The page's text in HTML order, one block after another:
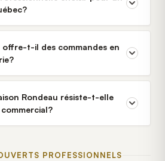
offre-t-il des commandes en
Rondeau résiste-t-elle
PROFESSIONNELS